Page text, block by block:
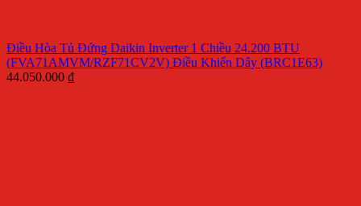
Điều Hòa Tủ Đứng Daikin Inverter 1 Chiều 24.200 BTU
(FVA71AMVM/RZF71CV2V) Điều Khiển Dây (BRC1E63)
44.050.000 ₫